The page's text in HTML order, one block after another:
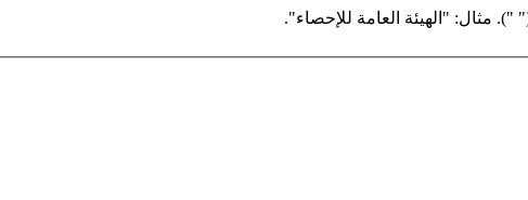
مثال: "الهيئة العامة للإحصاء".